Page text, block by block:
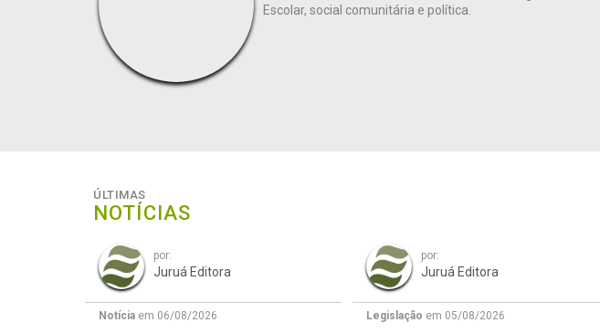
Escolar, social comunitária e política.
ÚLTIMAS
NOTÍCIAS
por:
Juruá Editora
Notícia em 06/08/2026
por:
Juruá Editora
Legislação em 05/08/2026